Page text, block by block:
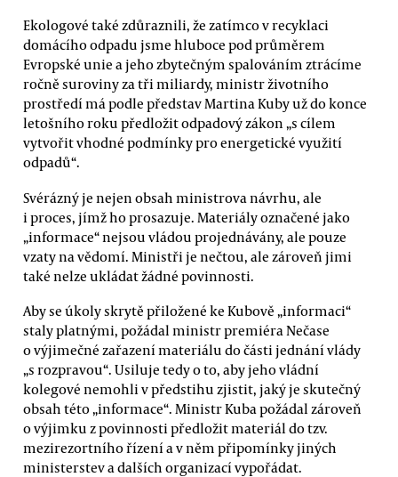
Ekologové také zdůraznili, že zatímco v recyklaci
domácího odpadu jsme hluboce pod průměrem
Evropské unie a jeho zbytečným spalováním ztrácíme
ročně suroviny za tři miliardy, ministr životního
prostředí má podle představ Martina Kuby už do konce
letošního roku předložit odpadový zákon „s cílem
vytvořit vhodné podmínky pro energetické využití
odpadů“.
Svérázný je nejen obsah ministrova návrhu, ale
i proces, jímž ho prosazuje. Materiály označené jako
„informace“ nejsou vládou projednávány, ale pouze
vzaty na vědomí. Ministři je nečtou, ale zároveň jimi
také nelze ukládat žádné povinnosti.
Aby se úkoly skrytě přiložené ke Kubově „informaci“
staly platnými, požádal ministr premiéra Nečase
o výjimečné zařazení materiálu do části jednání vlády
„s rozpravou“. Usiluje tedy o to, aby jeho vládní
kolegové nemohli v předstihu zjistit, jaký je skutečný
obsah této „informace“. Ministr Kuba požádal zároveň
o výjimku z povinnosti předložit materiál do tzv.
mezirezortního řízení a v něm připomínky jiných
ministerstev a dalších organizací vypořádat.